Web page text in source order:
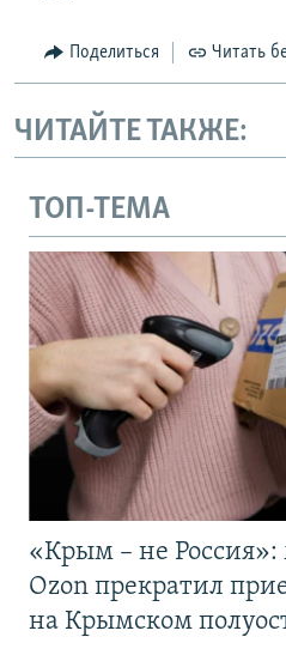
Поделиться Читать
ЧИТАЙТЕ ТАКЖЕ:
ТОП-ТЕМА
«Крым – не Россия»:
Ozon прекратил
на Крымском